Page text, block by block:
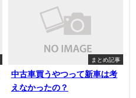
まとめ記事
中古車買うやつって新車は考
えなかったの？